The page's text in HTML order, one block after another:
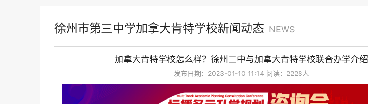
徐州市第三中学加拿大肯特学校新闻动态 NEWS
加拿大肯特学校怎么样？徐州三中与加拿大肯特学校联合办学介绍
发布日期：2023-01-10 11:14 阅读：2228人